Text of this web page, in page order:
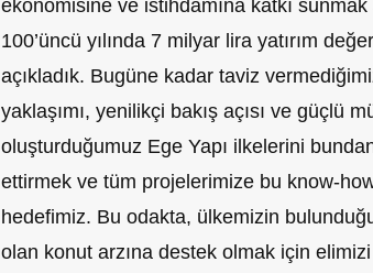
ekonomisine ve istihdamına katkı
100’üncü yılında 7 milyar lira yatırım
açıkladık. Bugüne kadar taviz
yaklaşımı, yenilikçi bakış açısı ve güçlü
oluşturduğumuz Ege Yapı ilkelerini
ettirmek ve tüm projelerimize bu know-
hedefimiz. Bu odakta, ülkemizin
olan konut arzına destek olmak için